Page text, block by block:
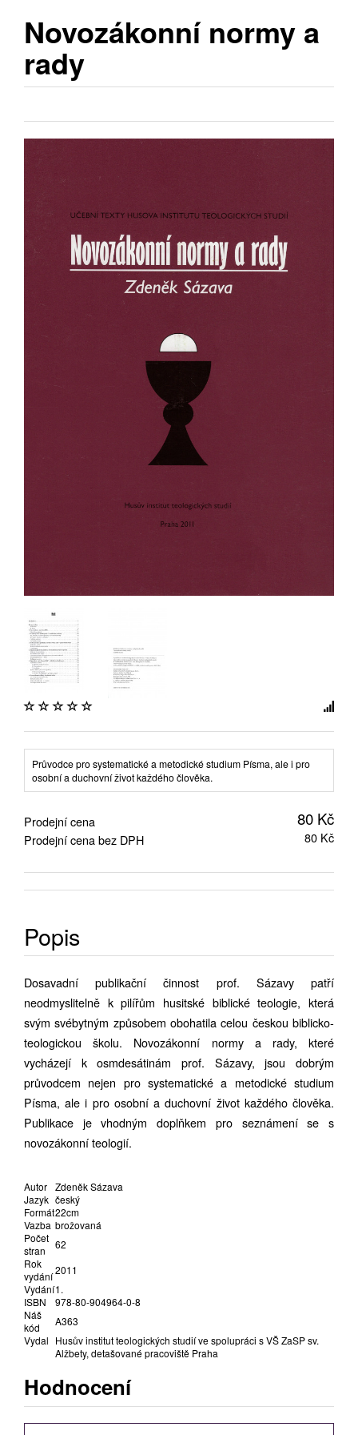
Novozákonní normy a
rady
Průvodce pro systematické a metodické studium Písma, ale i pro
osobní a duchovní život každého člověka.
Prodejní cena 80 Kč
Prodejní cena bez DPH 80 Kč
Popis
Dosavadní publikační činnost prof. Sázavy patří
neodmyslitelně k pilířům husitské biblické teologie, která
svým svébytným způsobem obohatila celou českou biblicko-
teologickou školu. Novozákonní normy a rady, které
vycházejí k osmdesátinám prof. Sázavy, jsou dobrým
průvodcem nejen pro systematické a metodické studium
Písma, ale i pro osobní a duchovní život každého člověka.
Publikace je vhodným doplňkem pro seznámení se s
novozákonní teologií.
Autor Zdeněk Sázava
Jazyk český
Formát22cm
Vazba brožovaná
Počet
stran
62
Rok
vydání2011
Vydání1.
ISBN
978-80-904964-0-8
Náš
kód
A363
Vydal Husův institut teologických studií ve spolupráci s VŠ ZaSP sv.
Alžbety, detašované pracoviště Praha
Hodnocení